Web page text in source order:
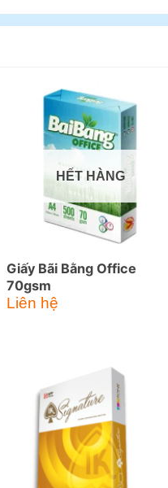
HẾT HÀNG
Giấy Bãi Bằng Office
70gsm
Liên hệ